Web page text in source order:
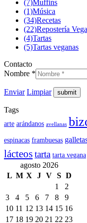
(7)Muffins
(1)Música
(34)Recetas
(22)Repostería
(4)Tartas
(5)Tartas veganas
Contacto
Nombre *
Enviar Limpiar
Tags
arte arándanos avellanas
espinacas frambuesas
lácteostarta tarta vegana
agosto 2026
L M X J V S D
1
2
3
4 5 6 7 8
9
10 11 12 13 14 15 16
17 18 19 20 21 22 23